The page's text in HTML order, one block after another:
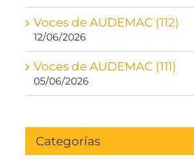
Voces de AUDEMAC (112)
12/06/2026
Voces de AUDEMAC (111)
05/06/2026
Categorías